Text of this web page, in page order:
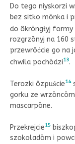
Do tego niyskorzi
bez sitko mōnka i
do ôkrōngłyj formy
rozgrzōnyj na 160
przewrōćcie go na
chwila pochōdzi13.
Terozki ôzpuście14
gorku ze
mascarpōne.
Przekrejcie15
szokoladōm i